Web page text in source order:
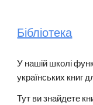
Бібліотека
У нашій школі
українських книг
Тут ви знайдете